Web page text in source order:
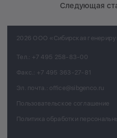
Следующая
2026 ООО «Сибирская
Тел.: +7 495 258-83-00
Факс.: +7 495 363-27-81
Эл. почта.: office@sibgenco.ru
Пользовательское соглашение
Политика обработки